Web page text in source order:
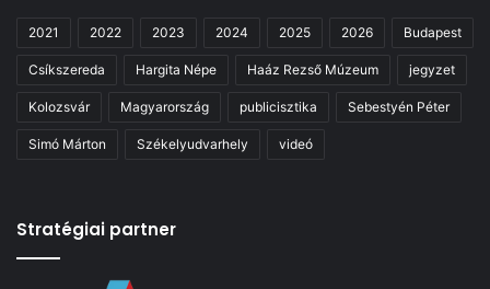
2021 2022 2023 2024 2025 2026 Budapest
Csíkszereda Hargita Népe Haáz Rezső Múzeum jegyzet
Kolozsvár Magyarország publicisztika Sebestyén Péter
Simó Márton Székelyudvarhely videó
Stratégiai partner